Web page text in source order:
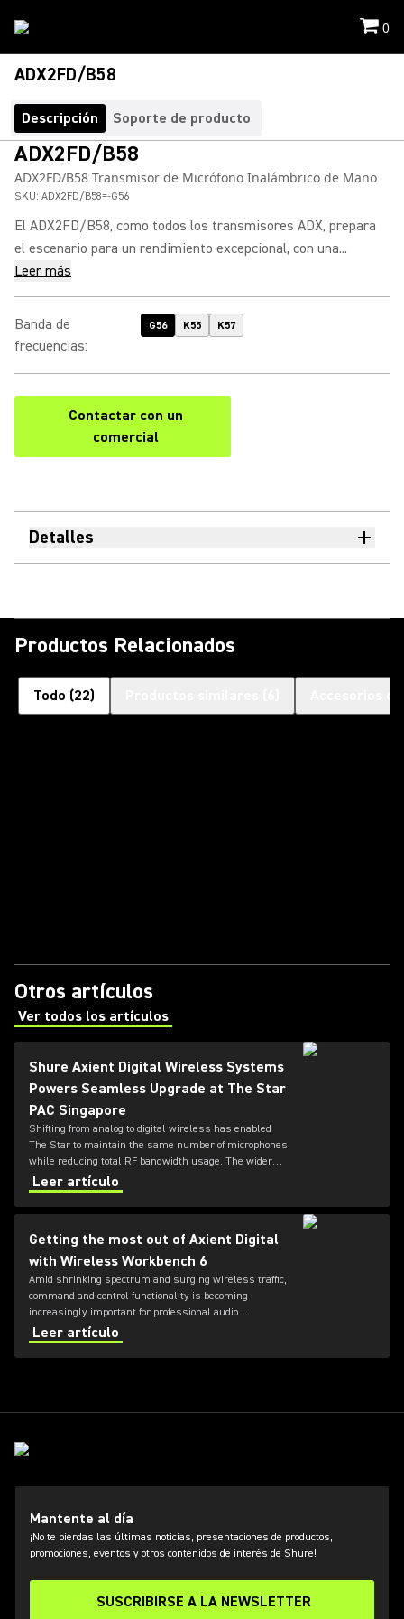
0
ADX2FD/B58
Descripción Soporte de producto
ADX2FD/B58
ADX2FD/B58 Transmisor de Micrófono Inalámbrico de Mano
SKU: ADX2FD/B58=-G56
El ADX2FD/B58, como todos los transmisores ADX, prepara
el escenario para un rendimiento excepcional, con una...
Leer más
Banda de
frecuencias:
G56 K55 K57
Contactar con un
comercial
Detalles
Productos Relacionados
Todo (22)
Otros artículos
Ver todos los artículos
(Opens in a new tab)
Shure Axient Digital Wireless Systems
Powers Seamless Upgrade at The Star
PAC Singapore
Shifting from analog to digital wireless has enabled
The Star to maintain the same number of microphones
while reducing total RF bandwidth usage. The wider
tuning range of the ADX series also allows more
microphones to be deployed simultaneously — offering
greater flexibility for future productions.
Leer artículo
Getting the most out of Axient Digital
with Wireless Workbench 6
Amid shrinking spectrum and surging wireless traffic,
command and control functionality is becoming
increasingly important for professional audio
applications. Learn how get the most out of Axient
Digital with the Wireless Workbench 6 software.
Leer artículo
Mantente al día
¡No te pierdas las últimas noticias, presentaciones de productos,
promociones, eventos y otros contenidos de interés de Shure!
SUSCRIBIRSE A LA NEWSLETTER